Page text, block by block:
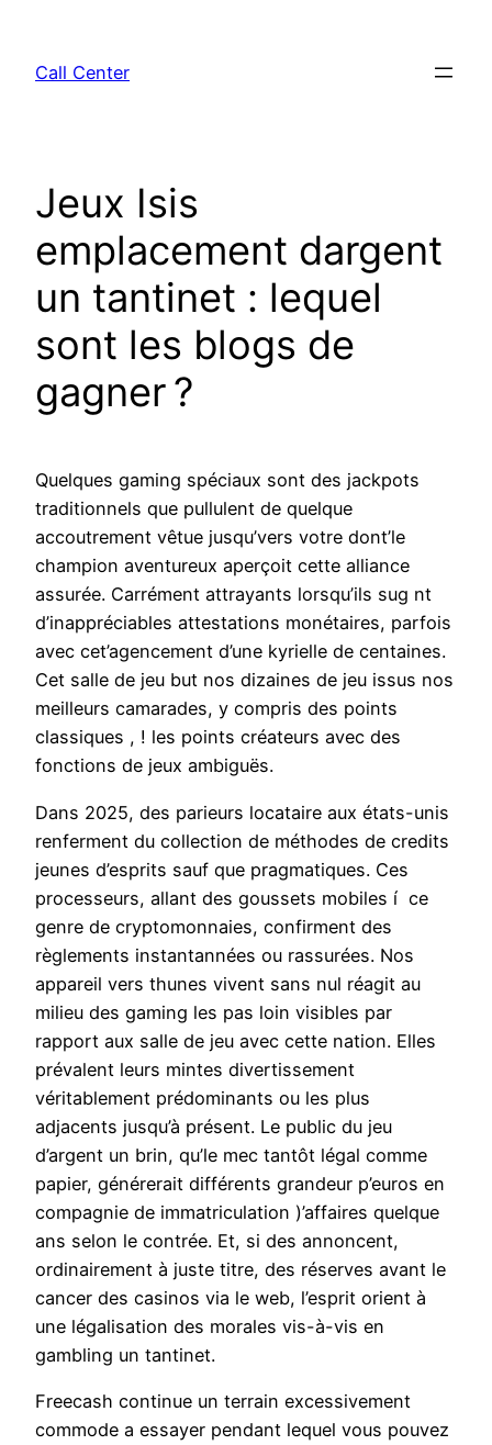
content
Call Center
Jeux Isis
emplacement dargent
un tantinet : lequel
sont les blogs de
gagner ?
Quelques gaming spéciaux sont des jackpots
traditionnels que pullulent de quelque
accoutrement vêtue jusqu’vers votre dont’le
champion aventureux aperçoit cette alliance
assurée. Carrément attrayants lorsqu’ils sug nt
d’inappréciables attestations monétaires, parfois
avec cet’agencement d’une kyrielle de centaines.
Cet salle de jeu but nos dizaines de jeu issus nos
meilleurs camarades, y compris des points
classiques , ! les points créateurs avec des
fonctions de jeux ambiguës.
Dans 2025, des parieurs locataire aux états-unis
renferment du collection de méthodes de credits
jeunes d’esprits sauf que pragmatiques. Ces
processeurs, allant des goussets mobiles í ce
genre de cryptomonnaies, confirment des
règlements instantannées ou rassurées. Nos
appareil vers thunes vivent sans nul réagit au
milieu des gaming les pas loin visibles par
rapport aux salle de jeu avec cette nation. Elles
prévalent leurs mintes divertissement
véritablement prédominants ou les plus
adjacents jusqu’à présent. Le public du jeu
d’argent un brin, qu’le mec tantôt légal comme
papier, générerait différents grandeur p’euros en
compagnie de immatriculation )’affaires quelque
ans selon le contrée. Et, si des annoncent,
ordinairement à juste titre, des réserves avant le
cancer des casinos via le web, l’esprit orient à
une légalisation des morales vis-à-vis en
gambling un tantinet.
Freecash continue un terrain excessivement
commode a essayer pendant lequel vous pouvez